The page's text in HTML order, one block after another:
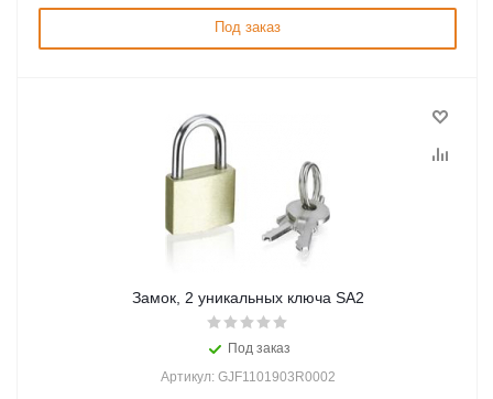
Под заказ
Замок, 2 уникальных ключа SA2
Под заказ
Артикул: GJF1101903R0002